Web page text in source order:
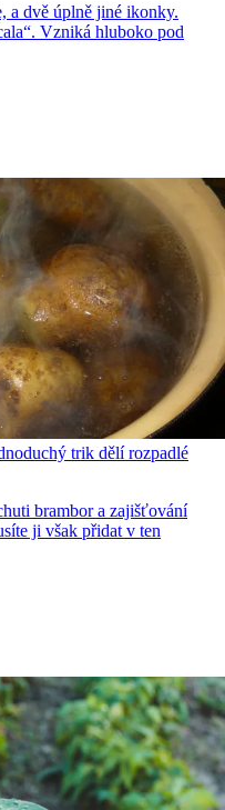
a dvě úplně jiné ikonky.
Vzniká hluboko pod
trik dělí rozpadlé
brambor a zajišťování
ji však přidat v ten